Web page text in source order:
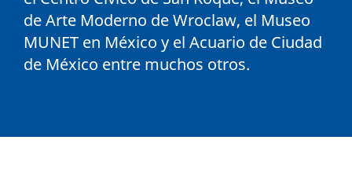
de Arte Moderno de Wroclaw, el Museo
MUNET en México y el Acuario de Ciudad
de México entre muchos otros.